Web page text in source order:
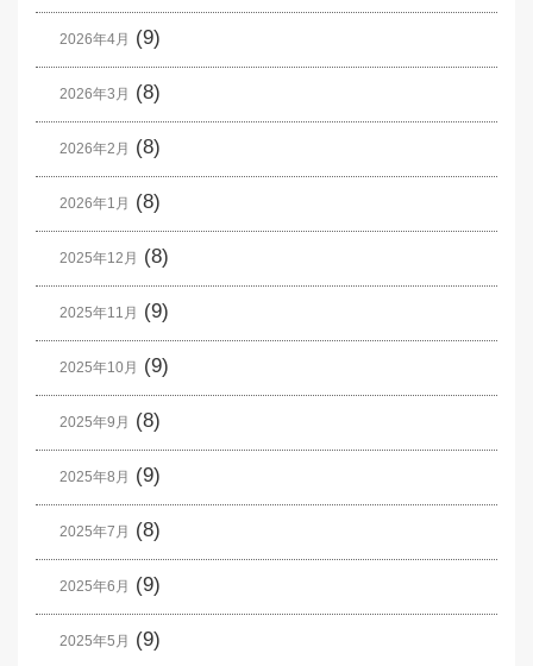
2026年4月 (9)
2026年3月 (8)
2026年2月 (8)
2026年1月 (8)
2025年12月 (8)
2025年11月 (9)
2025年10月 (9)
2025年9月 (8)
2025年8月 (9)
2025年7月 (8)
2025年6月 (9)
2025年5月 (9)